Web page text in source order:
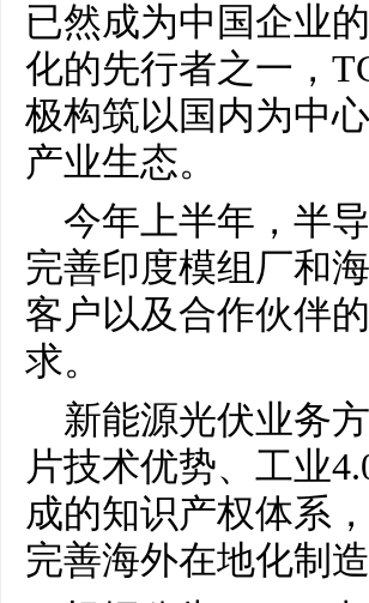
已然成为中国企业
化的先行者之一，
极构筑以国内为中
产业生态。
今年上半年，半
完善印度模组厂和
客户以及合作伙伴
求。
新能源光伏业务
片技术优势、工业
成的知识产权体系
完善海外在地化制造